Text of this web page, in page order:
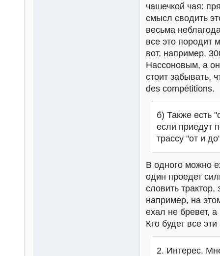
чашечкой чая:
смысл сводить
весьма
все это породит
вот, например,
Нассоновым, а
стоит забывать,
des compétitions.
б) Также есть
если приедут
трассу "от и
В одного можно
один проедет
словить
например, на
ехал не бревет,
Кто будет все
2. Интерес.